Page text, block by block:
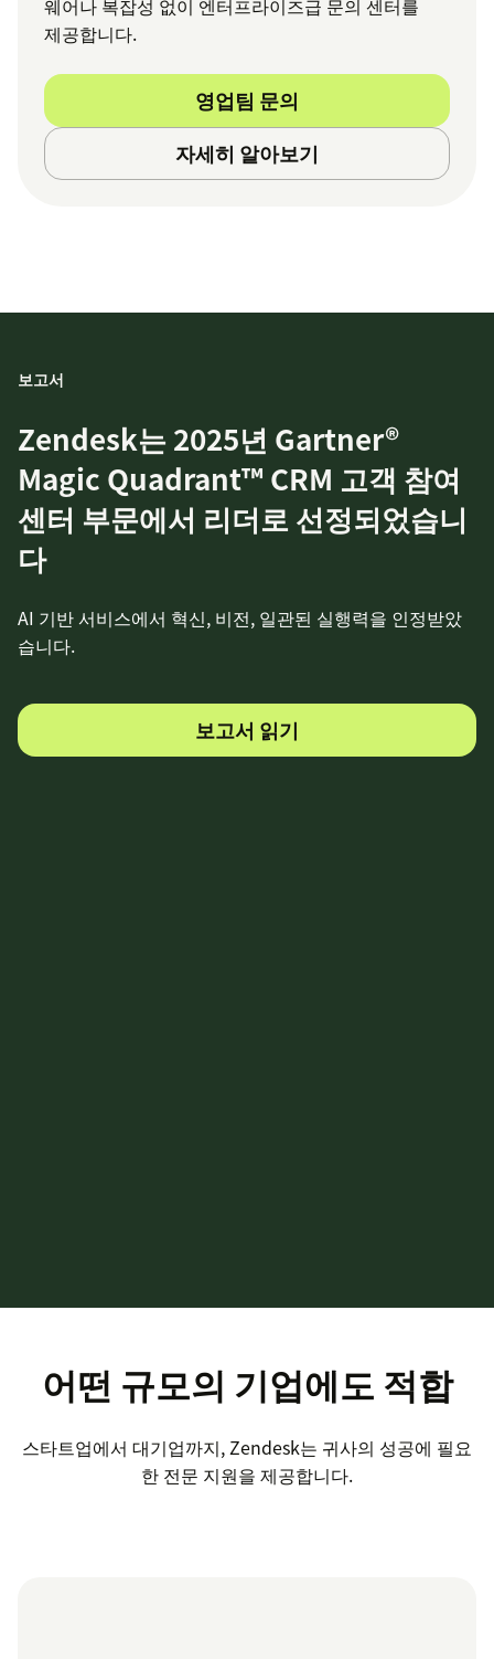
웨어나 복잡성 없이 엔터프라이즈급 문의 센터를
제공합니다.
영업팀 문의
자세히 알아보기
보고서
Zendesk는 2025년 Gartner®
Magic Quadrant™ CRM 고객 참여
센터 부문에서 리더로 선정되었습니
다
AI 기반 서비스에서 혁신, 비전, 일관된 실행력을 인정받았
습니다.
보고서 읽기
어떤 규모의 기업에도 적합
스타트업에서 대기업까지, Zendesk는 귀사의 성공에 필요
한 전문 지원을 제공합니다.